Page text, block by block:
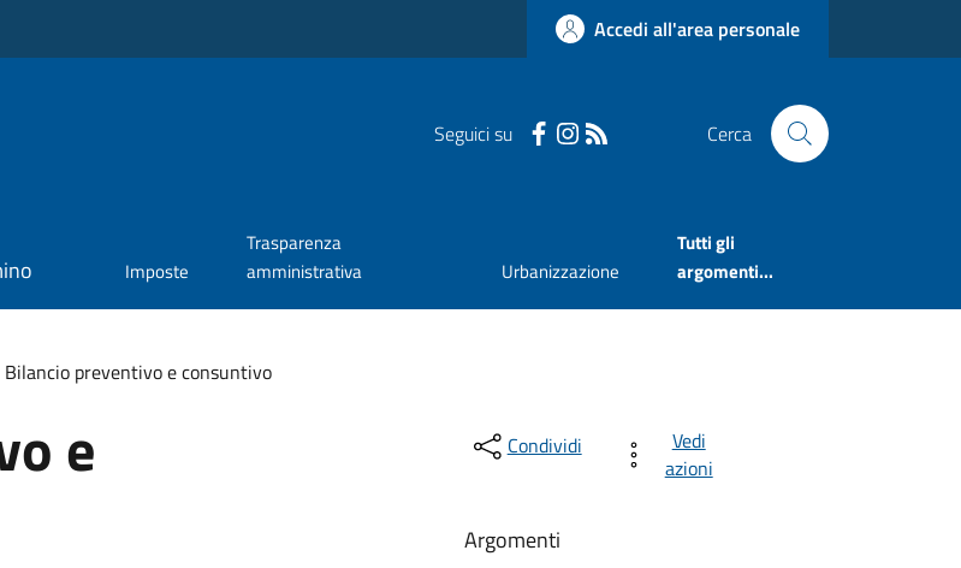
Accedi all'area personale
Seguici su Cerca
Imposte
Trasparenza
amministrativa
Urbanizzazione
Tutti gli
argomenti...
Bilancio preventivo e consuntivo
e Condividi
Vedi
azioni
Argomenti